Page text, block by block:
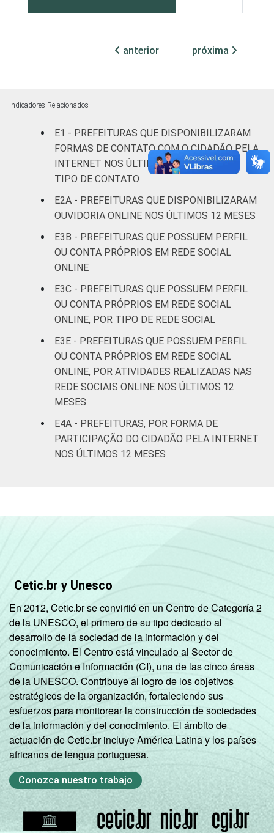
100 mil
94 6
até 500
mil
habitantes
98 2
Mais de
500 mil
habitantes
97 3
Fonte: CGI.br/NIC.br, Centro Regional de
Estudos para o Desenvolvimento da
Pesquisa sobre o uso das tecnologias de
informação e comunicação no setor público
brasileiro - TIC Governo Eletrônico 2021.
anterior próxima
Indicadores Relacionados
E1 - PREFEITURAS QUE DISPONIBILIZARAM
FORMAS DE CONTATO COM O CIDADÃO PELA
INTERNET NOS ÚLTIMOS 12 MESES, POR
TIPO DE CONTATO
E2A - PREFEITURAS QUE DISPONIBILIZARAM
OUVIDORIA ONLINE NOS ÚLTIMOS 12 MESES
E3B - PREFEITURAS QUE POSSUEM PERFIL
OU CONTA PRÓPRIOS EM REDE SOCIAL
ONLINE
E3C - PREFEITURAS QUE POSSUEM PERFIL
OU CONTA PRÓPRIOS EM REDE SOCIAL
ONLINE, POR TIPO DE REDE SOCIAL
E3E - PREFEITURAS QUE POSSUEM PERFIL
OU CONTA PRÓPRIOS EM REDE SOCIAL
ONLINE, POR ATIVIDADES REALIZADAS NAS
REDE SOCIAIS ONLINE NOS ÚLTIMOS 12
MESES
E4A - PREFEITURAS, POR FORMA DE
PARTICIPAÇÃO DO CIDADÃO PELA INTERNET
NOS ÚLTIMOS 12 MESES
Cetic.br y Unesco
En 2012, Cetic.br se convirtió en un Centro de Categoría 2
de la UNESCO, el primero de su tipo dedicado al
desarrollo de la sociedad de la información y del
conocimiento. El Centro está vinculado al Sector de
Comunicación e Información (CI), una de las cinco áreas
de la UNESCO. Contribuye al logro de los objetivos
estratégicos de la organización, fortaleciendo sus
esfuerzos para monitorear la construcción de sociedades
de la información y del conocimiento. El ámbito de
actuación de Cetic.br incluye América Latina y los países
africanos de lengua portuguesa.
Conozca nuestro trabajo